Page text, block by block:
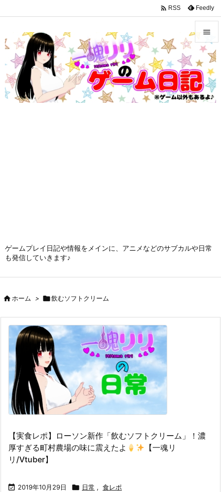
google-site-verification: googleffbc969efee6c755.html
ゲームプレイ日記や情報をメインに、アニメなどのサブカルや日常
も発信していきます♪


メニュ

サイド

 RSS Feedly
ホーム > 飲むソフトクリーム
【実食レポ】ローソン新作「飲むソフトクリーム」！濃
厚すぎる町村農場の味に震えたよ
【一魂リ
リ/Vtuber】
 2019年10月29日  日常 , 食レポ